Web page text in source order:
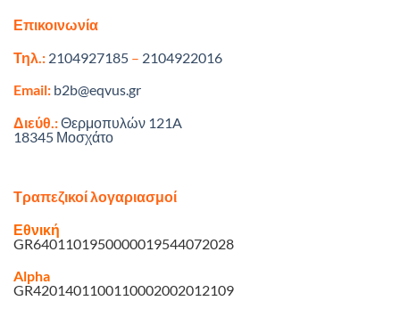
Επικοινωνία
Τηλ.: 2104927185 – 2104922016
Email: b2b@eqvus.gr
Διεύθ.:Θερμοπυλών 121A
18345 Μοσχάτο
Τραπεζικοί λογαριασμοί
Εθνική
GR6401101950000019544072028
Alpha
GR4201401100110002002012109